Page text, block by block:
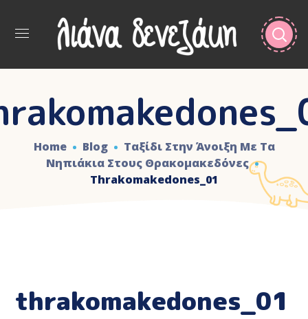
Home Blog
Ταξίδι Στην Άνοιξη Με Τα
Νηπιάκια Στους Θρακομακεδόνες
Thrakomakedones_01
thrakomakedones_01